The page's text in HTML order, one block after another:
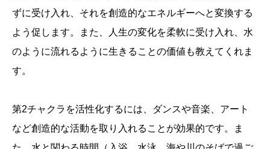
ずに受け入れ、それを創造的なエネルギーへと変換する
よう促します。また、人生の変化を柔軟に受け入れ、水
のように流れるように生きることの価値も教えてくれま
す。
第2チャクラを活性化するには、ダンスや音楽、アート
など創造的な活動を取り入れることが効果的です。ま